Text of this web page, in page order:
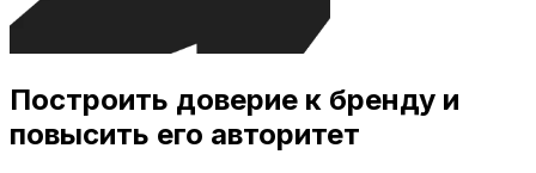
Построить доверие к бренду и
повысить его авторитет